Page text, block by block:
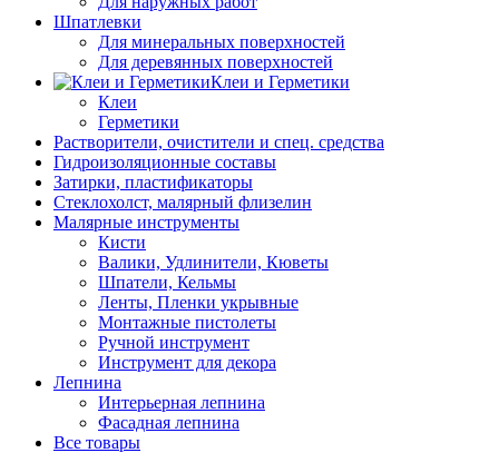
Шпатлевки
Для минеральных поверхностей
Для деревянных поверхностей
Клеи и Герметики
Клеи
Герметики
Растворители, очистители и спец. средства
Гидроизоляционные составы
Затирки, пластификаторы
Стеклохолст, малярный флизелин
Малярные инструменты
Кисти
Валики, Удлинители, Кюветы
Шпатели, Кельмы
Ленты, Пленки укрывные
Монтажные пистолеты
Ручной инструмент
Инструмент для декора
Лепнина
Интерьерная лепнина
Фасадная лепнина
Все товары